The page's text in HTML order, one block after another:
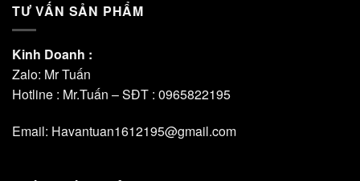
TƯ VẤN SẢN PHẨM
Kinh Doanh :
Zalo: Mr Tuấn
Hotline : Mr.Tuấn – SĐT : 0965822195
Email: Havantuan1612195@gmail.com